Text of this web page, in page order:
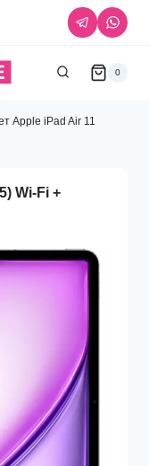
0
Apple iPad Air 11
Wi-Fi +